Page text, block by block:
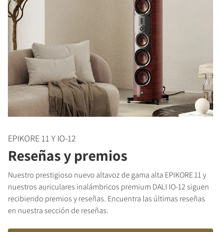
EPIKORE 11 Y IO-12
Reseñas y premios
Nuestro prestigioso nuevo altavoz de gama alta EPIKORE 11 y
nuestros auriculares inalámbricos premium DALI IO-12 siguen
recibiendo premios y reseñas. Encuentra las últimas reseñas
en nuestra sección de reseñas.